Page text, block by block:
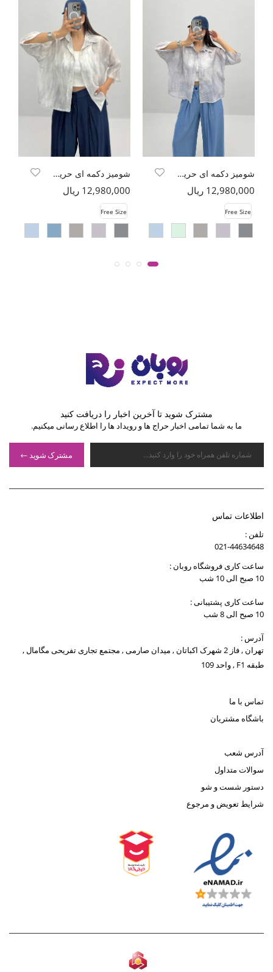
شومیز دکمه ای حریر شیشه ای محو
12,980,000 ریال
Free Size
شومیز دکمه ای حریر شیشه ای محو
12,980,000 ریال
Free Size
مشترک شوید تا آخرین اخبار را دریافت کنید
ما به شما تمامی اخبار حراج ها و رویداد ها را اطلاع رسانی میکنیم.
مشترک شوید
اطلاعات تماس
تلفن :
021-44634648
ساعت کاری فروشگاه روبان :
10 صبح الی 10 شب
ساعت کاری پشتیبانی :
10 صبح الی 8 شب
آدرس :
تهران , فاز 2 شهرک اکباتان , میدان صارمی , مجتمع تجاری تفریحی مگامال ,
طبقه F1 , واحد 109
تماس با ما
باشگاه مشتریان
آدرس شعب
سوالات متداول
دستور شست و شو
شرایط تعویض و مرجوع